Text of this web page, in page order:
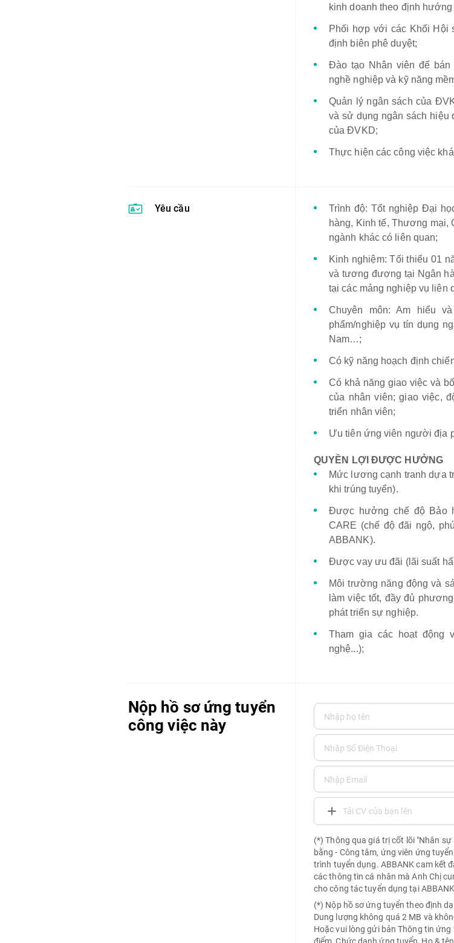
kinh doanh theo định
Phối hợp với các Khối Hội
định biên phê duyệt;
Đào tạo Nhân viên để
nghề nghiệp và kỹ năng
Quản lý ngân sách của
và sử dụng ngân sách hiệu
của ĐVKD;
Thực hiện các công việc
Yêu cầu
Trình độ: Tốt nghiệp Đại
hàng, Kinh tế, Thương mại,
ngành khác có liên quan;
Kinh nghiệm: Tối thiểu 01
và tương đương tại Ngân
tại các mảng nghiệp vụ liên
Chuyên môn: Am hiểu
phẩm/nghiệp vụ tín dụng
Nam…;
Có kỹ năng hoạch định
Có khả năng giao việc và
của nhân viên; giao việc,
triển nhân viên;
Ưu tiên ứng viên người địa
QUYỀN LỢI ĐƯỢC HƯỞNG
Mức lương cạnh tranh dựa
khi trúng tuyển).
Được hưởng chế độ Bảo
CARE (chế độ đãi ngộ,
ABBANK).
Được vay ưu đãi (lãi suất
Môi trường năng động và
làm việc tốt, đầy đủ
phát triển sự nghiệp.
Tham gia các hoạt động
nghệ...);
Nộp hồ sơ ứng tuyển
công việc này
Tải CV của bạn lên
(*) Thông qua giá trị cốt lõi "Nhân
bằng - Công tâm, ứng viên ứng
trình tuyển dụng. ABBANK cam kết
các thông tin cá nhân mà Anh Chị
cho công tác tuyển dụng tại
(*) Nộp hồ sơ ứng tuyển theo định
Dung lượng không quá 2 MB và
Hoặc vui lòng gửi bản Thông tin ứng